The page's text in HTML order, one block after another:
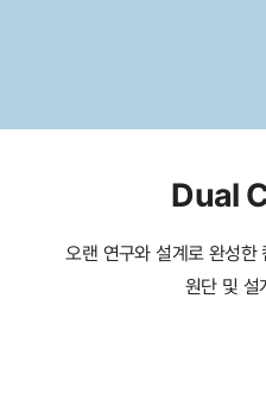
Dual
오랜 연구와 설계로 완성한
원단 및 설